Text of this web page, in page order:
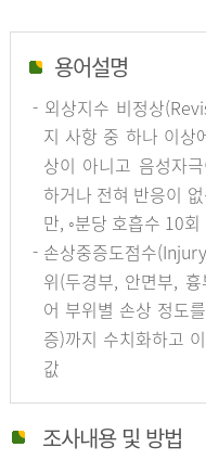
용어설명
- 외상지수 비정상
지 사항 중 하나 이상
상이 아니고 음성자
하거나 전혀 반응이
만, ◦분당 호흡수 10
- 손상중증도점수
위(두경부, 안면부,
어 부위별 손상 정도
증)까지 수치화하고
값
조사내용 및 방법